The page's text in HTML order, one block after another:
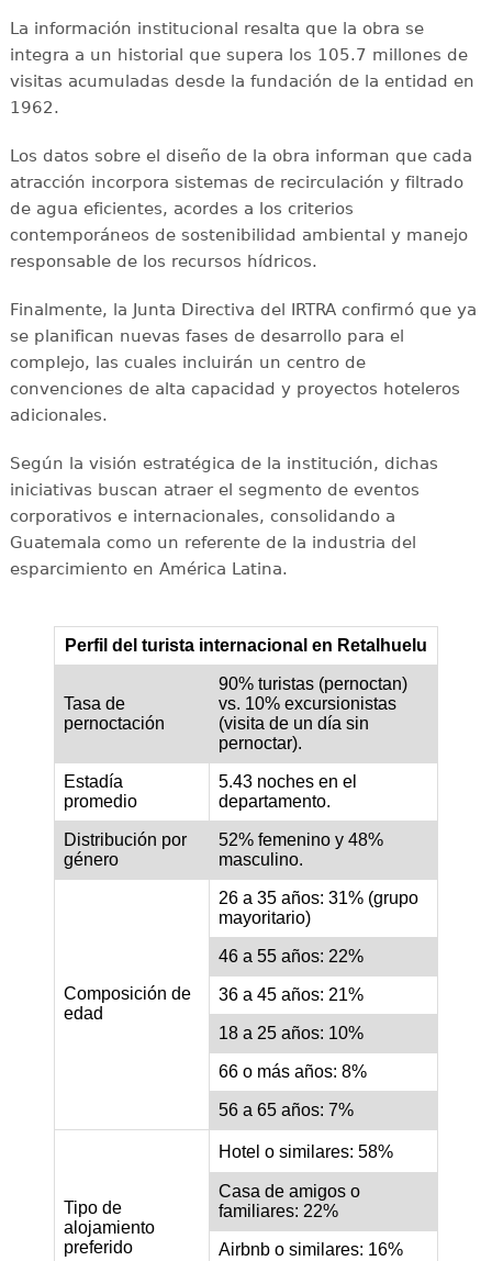
La información institucional resalta que la obra se
integra a un historial que supera los 105.7 millones de
visitas acumuladas desde la fundación de la entidad en
1962.
Los datos sobre el diseño de la obra informan que cada
atracción incorpora sistemas de recirculación y filtrado
de agua eficientes, acordes a los criterios
contemporáneos de sostenibilidad ambiental y manejo
responsable de los recursos hídricos.
Finalmente, la Junta Directiva del IRTRA confirmó que ya
se planifican nuevas fases de desarrollo para el
complejo, las cuales incluirán un centro de
convenciones de alta capacidad y proyectos hoteleros
adicionales.
Según la visión estratégica de la institución, dichas
iniciativas buscan atraer el segmento de eventos
corporativos e internacionales, consolidando a
Guatemala como un referente de la industria del
esparcimiento en América Latina.
Perfil del turista internacional en Retalhuelu
Tasa de
pernoctación
90% turistas (pernoctan)
vs. 10% excursionistas
(visita de un día sin
pernoctar).
Estadía
promedio
5.43 noches en el
departamento.
Distribución por
género
52% femenino y 48%
masculino.
Composición de
edad
26 a 35 años: 31% (grupo
mayoritario)
46 a 55 años: 22%
36 a 45 años: 21%
18 a 25 años: 10%
66 o más años: 8%
56 a 65 años: 7%
Tipo de
alojamiento
preferido
Hotel o similares: 58%
Casa de amigos o
familiares: 22%
Airbnb o similares: 16%